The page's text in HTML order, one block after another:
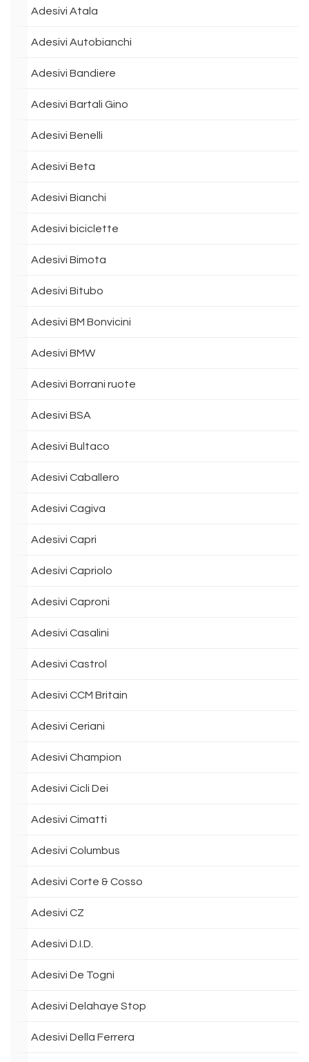
Adesivi Atala
Adesivi Autobianchi
Adesivi Bandiere
Adesivi Bartali Gino
Adesivi Benelli
Adesivi Beta
Adesivi Bianchi
Adesivi biciclette
Adesivi Bimota
Adesivi Bitubo
Adesivi BM Bonvicini
Adesivi BMW
Adesivi Borrani ruote
Adesivi BSA
Adesivi Bultaco
Adesivi Caballero
Adesivi Cagiva
Adesivi Capri
Adesivi Capriolo
Adesivi Caproni
Adesivi Casalini
Adesivi Castrol
Adesivi CCM Britain
Adesivi Ceriani
Adesivi Champion
Adesivi Cicli Dei
Adesivi Cimatti
Adesivi Columbus
Adesivi Corte & Cosso
Adesivi CZ
Adesivi D.I.D.
Adesivi De Togni
Adesivi Delahaye Stop
Adesivi Della Ferrera